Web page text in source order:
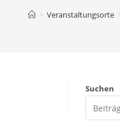
> Veranstaltungsorte
Suchen